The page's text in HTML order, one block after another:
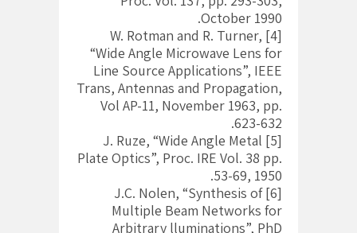
October 1990.
[4] W. Rotman and R. Turner,
“Wide Angle Microwave Lens for
Line Source Applications”, IEEE
Trans, Antennas and Propagation,
Vol AP-11, November 1963, pp.
623-632.
[5] J. Ruze, “Wide Angle Metal
Plate Optics”, Proc. IRE Vol. 38 pp.
53-69, 1950.
[6] J.C. Nolen, “Synthesis of
Multiple Beam Networks for
Arbitrary lluminations”, PhD